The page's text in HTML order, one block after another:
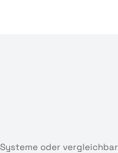
oder vergleichbar